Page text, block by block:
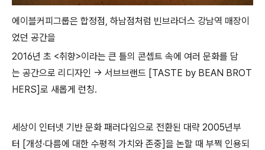
에이블커피그룹은 합정점, 하남점처럼 빈브라더스 강남역 매장이
었던 공간을
2016년 초 <취향>이라는 큰 틀의 콘셉트 속에 여러 문화를 담
는 공간으로 리디자인 → 서브브랜드 [TASTE by BEAN BROT
HERS]로 새롭게 런칭.
세상이 인터넷 기반 문화 패러다임으로 전환된 대략 2005년부
터 [개성·다름에 대한 수평적 가치와 존중]을 논할 때 부쩍 인용되